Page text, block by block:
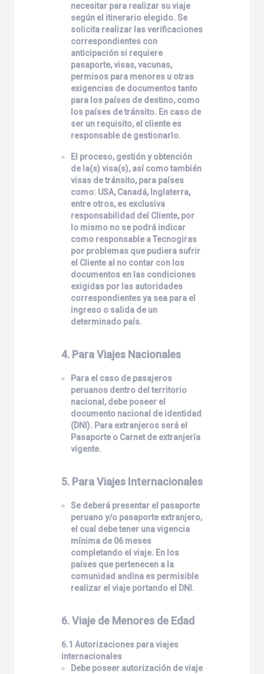
necesitar para realizar su viaje
según el itinerario elegido. Se
solicita realizar las verificaciones
correspondientes con
anticipación si requiere
pasaporte, visas, vacunas,
permisos para menores u otras
exigencias de documentos tanto
para los países de destino, como
los países de tránsito. En caso de
ser un requisito, el cliente es
responsable de gestionarlo.
El proceso, gestión y obtención
de la(s) visa(s), así como también
visas de tránsito, para países
como: USA, Canadá, Inglaterra,
entre otros, es exclusiva
responsabilidad del Cliente, por
lo mismo no se podrá indicar
como responsable aTecnogiras
por problemas que pudiera sufrir
el Cliente al no contar con los
documentos en las condiciones
exigidas por las autoridades
correspondientes ya sea para el
ingreso o salida de un
determinado país.
4. Para Viajes Nacionales
Para el caso de pasajeros
peruanos dentro del territorio
nacional, debe poseer el
documento nacional de identidad
(DNI). Para extranjeros será el
Pasaporte o Carnet de extranjería
vigente.
5. Para Viajes Internacionales
Se deberá presentar el pasaporte
peruano y/o pasaporte extranjero,
el cual debe tener una vigencia
mínima de 06 meses
completando el viaje. En los
países que pertenecen a la
comunidad andina es permisible
realizar el viaje portando el DNI.
6. Viaje de Menores de Edad
6.1 Autorizaciones para viajes
internacionales
Debe poseer autorización de viaje